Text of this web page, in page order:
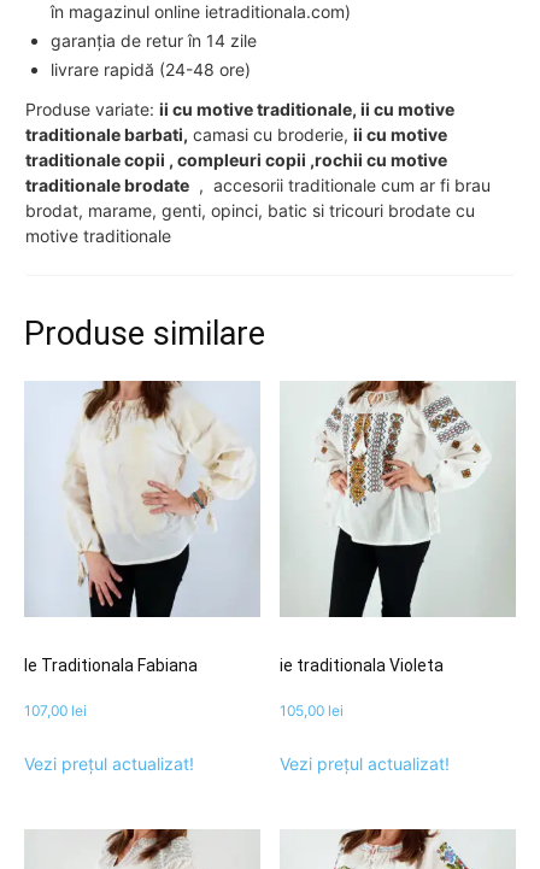
în magazinul online ietraditionala.com)
garanția de retur în 14 zile
livrare rapidă (24-48 ore)
Produse variate: ii cu motive traditionale, ii cu motive
traditionale barbati, camasi cu broderie, ii cu motive
traditionale copii , compleuri copii ,rochii cu motive
traditionale brodate , accesorii traditionale cum ar fi brau
brodat, marame, genti, opinci, batic si tricouri brodate cu
motive traditionale
Produse similare
Ie Traditionala Fabiana
107,00 lei
Vezi prețul actualizat!
ie traditionala Violeta
105,00 lei
Vezi prețul actualizat!